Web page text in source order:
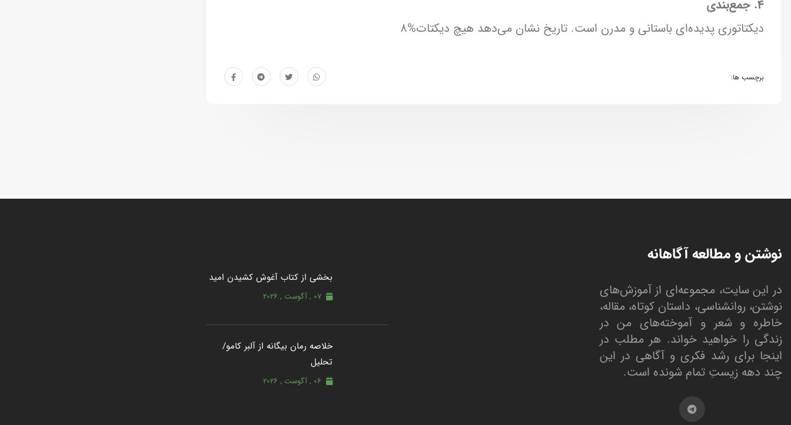
۴. جمع‌بندی
دیکتاتوری پدیده‌ای باستانی و مدرن است. تاریخ نشان می‌دهد هیچ دیکتات%8
برچسب ها:
نوشتن و مطالعه آگاهانه
در این سایت، مجموعه‌ای از آموزش‌های
نوشتن، روانشناسی، داستان کوتاه، مقاله،
خاطره و شعر و آموخته‌های من در
زندگی را خواهید خواند. هر مطلب در
اینجا برای رشد فکری و آگاهی در این
چند دهه زیستِ تمام شونده است.
بخشی از کتاب آغوش کشیدن امید
07 , آگوست , 2026
خلاصه رمان بیگانه از آلبر کامو/
تحلیل
06 , آگوست , 2026